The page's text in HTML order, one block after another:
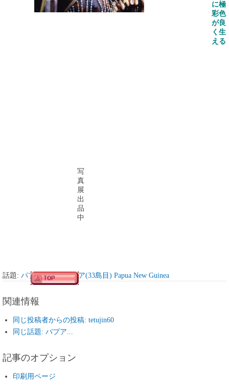
写
真
展
出
品
中
に極
彩色
が良
く生
える
話題: パプアニューギニア(33島目) Papua New Guinea
関連情報
同じ投稿者からの投稿: tetujin60
同じ話題: パプア...
記事のオプション
印刷用ページ